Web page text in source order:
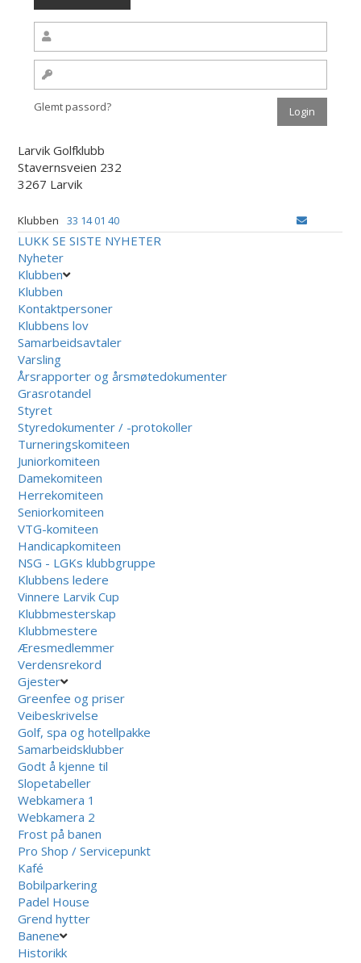
Glemt passord?
Larvik Golfklubb
Stavernsveien 232
3267 Larvik
Klubben 33 14 01 40
LUKK SE SISTE NYHETER
Nyheter
Klubben
Klubben
Kontaktpersoner
Klubbens lov
Samarbeidsavtaler
Varsling
Årsrapporter og årsmøtedokumenter
Grasrotandel
Styret
Styredokumenter / -protokoller
Turneringskomiteen
Juniorkomiteen
Damekomiteen
Herrekomiteen
Seniorkomiteen
VTG-komiteen
Handicapkomiteen
NSG - LGKs klubbgruppe
Klubbens ledere
Vinnere Larvik Cup
Klubbmesterskap
Klubbmestere
Æresmedlemmer
Verdensrekord
Gjester
Greenfee og priser
Veibeskrivelse
Golf, spa og hotellpakke
Samarbeidsklubber
Godt å kjenne til
Slopetabeller
Webkamera 1
Webkamera 2
Frost på banen
Pro Shop / Servicepunkt
Kafé
Bobilparkering
Padel House
Grend hytter
Banene
Historikk